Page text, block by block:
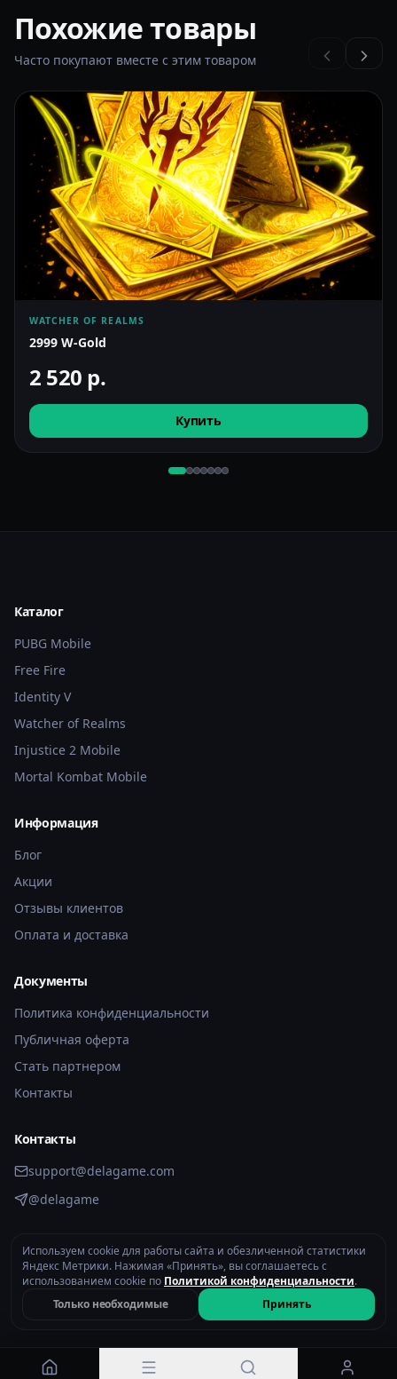
Похожие товары
Часто покупают вместе с этим товаром
WATCHER OF REALMS
2999 W-Gold
2 520 р.
Купить
Каталог
PUBG Mobile
Free Fire
Identity V
Watcher of Realms
Injustice 2 Mobile
Mortal Kombat Mobile
Информация
Блог
Акции
Отзывы клиентов
Оплата и доставка
Документы
Политика конфиденциальности
Публичная оферта
Стать партнером
Контакты
Контакты
support@delagame.com
@delagame
2026 © DelaGame.com. Все права защищены.
Политика конфиденциальности
Используем cookie для работы сайта и обезличенной статистики
Яндекс Метрики. Нажимая «Принять», вы соглашаетесь с
использованием cookie по Политикой конфиденциальности.
Только необходимые
Принять